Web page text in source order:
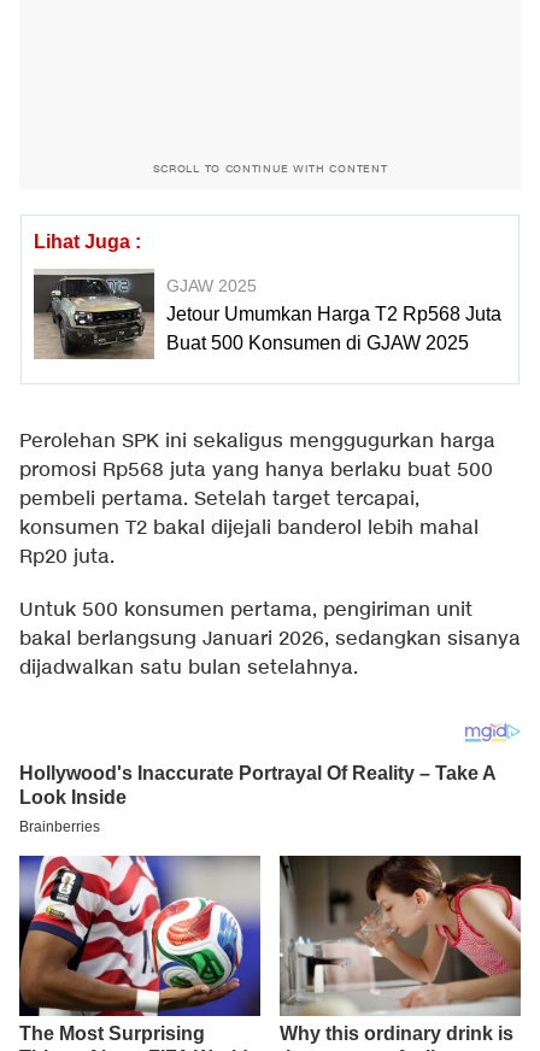
SCROLL TO CONTINUE WITH CONTENT
Lihat Juga :
GJAW 2025
Jetour Umumkan Harga T2 Rp568 Juta
Buat 500 Konsumen di GJAW 2025
Perolehan SPK ini sekaligus menggugurkan harga
promosi Rp568 juta yang hanya berlaku buat 500
pembeli pertama. Setelah target tercapai,
konsumen T2 bakal dijejali banderol lebih mahal
Rp20 juta.
Untuk 500 konsumen pertama, pengiriman unit
bakal berlangsung Januari 2026, sedangkan sisanya
dijadwalkan satu bulan setelahnya.